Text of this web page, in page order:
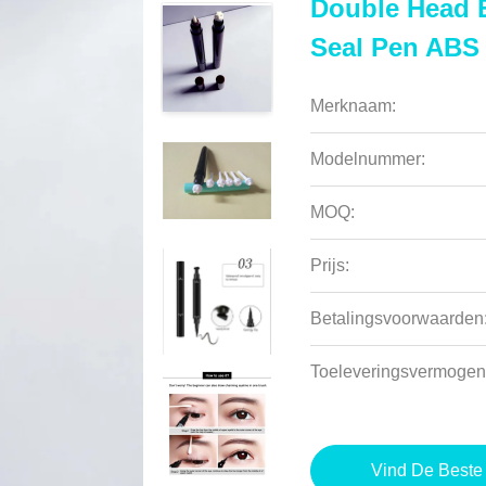
Double Head
Seal Pen
Merknaam:
Modelnummer:
MOQ:
Prijs:
Vind De